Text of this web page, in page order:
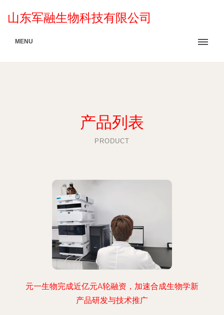
山东军融生物科技有限公司
MENU
产品列表
PRODUCT
元一生物完成近亿元A轮融资，加速合成生物学新
产品研发与技术推广